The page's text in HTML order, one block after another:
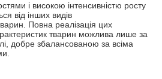
і високою інтенсивністю росту
від інших видів
Повна реалізація цих
тварин можлива лише за
добре збалансованою за всіма